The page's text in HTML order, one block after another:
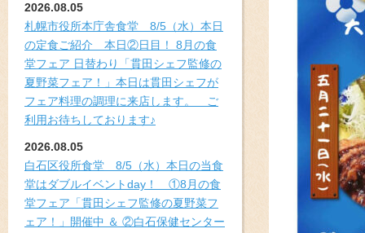
2026.08.05
札幌市役所本庁舎食堂 8/5（水）本日
の定食ご紹介 本日②日目！ 8月の食
堂フェア 日替わり「貫田シェフ監修の
夏野菜フェア！」本日は貫田シェフが
フェア料理の調理に来店します。 ご
利用お待ちしております♪
2026.08.05
白石区役所食堂 8/5（水）本日の当食
堂はダブルイベントday！ ①8月の食
堂フェア「貫田シェフ監修の夏野菜フ
ェア！」開催中 ＆ ②白石保健センター